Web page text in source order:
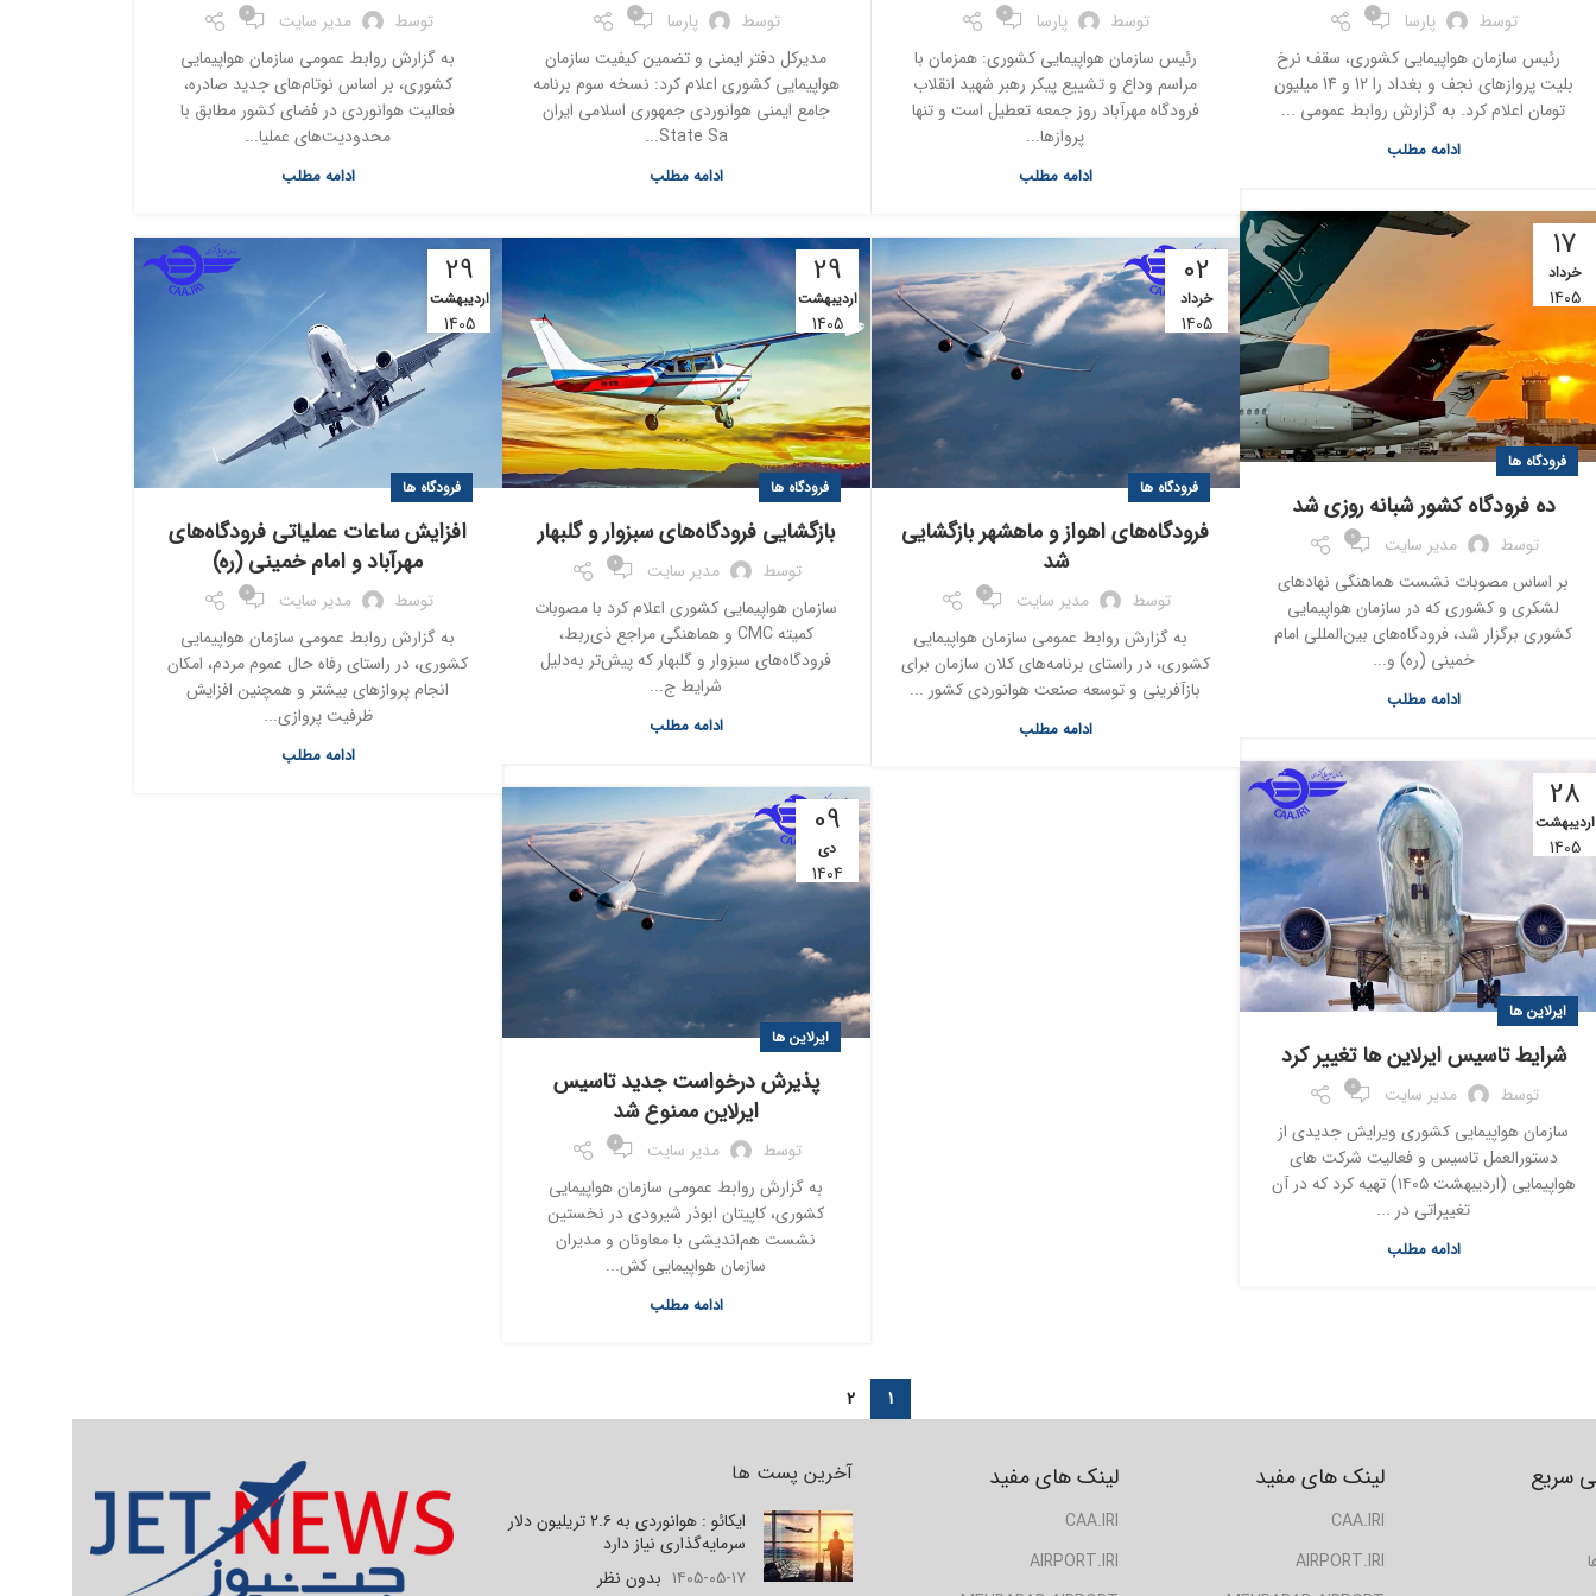
توسط پارسا 0
رئیس سازمان هواپیمایی کشوری، سقف نرخ
بلیت پروازهای نجف و بغداد را 12 و 14 میلیون
تومان اعلام کرد. به گزارش روابط عمومی ...
ادامه مطلب
توسط پارسا 0
رئیس سازمان هواپیمایی کشوری: همزمان با
مراسم وداع و تشییع پیکر رهبر شهید انقلاب
فرودگاه مهرآباد روز جمعه تعطیل است و تنها
پروازها...
ادامه مطلب
توسط پارسا 0
مدیرکل دفتر ایمنی و تضمین کیفیت سازمان
هواپیمایی کشوری اعلام کرد: نسخه سوم برنامه
جامع ایمنی هوانوردی جمهوری اسلامی ایران
State Sa...
ادامه مطلب
توسط مدیر سایت 0
به گزارش روابط عمومی سازمان هواپیمایی
کشوری، بر اساس نوتام‌های جدید صادره،
فعالیت هوانوردی در فضای کشور مطابق با
محدودیت‌های عملیا...
ادامه مطلب
17
خرداد
1405
فرودگاه ها
ده فرودگاه کشور شبانه روزی شد
توسط مدیر سایت 0
بر اساس مصوبات نشست هماهنگی نهادهای
لشکری و کشوری که در سازمان هواپیمایی
کشوری برگزار شد، فرودگاه‌های بین‌المللی امام
خمینی (ره) و...
ادامه مطلب
02
خرداد
1405
فرودگاه ها
فرودگاه‌های اهواز و ماهشهر بازگشایی
شد
توسط مدیر سایت 0
به گزارش روابط عمومی سازمان هواپیمایی
کشوری، در راستای برنامه‌های کلان سازمان برای
بازآفرینی و توسعه صنعت هوانوردی کشور ...
ادامه مطلب
29
اردیبهشت
1405
فرودگاه ها
بازگشایی فرودگاه‌های سبزوار و گلبهار
توسط مدیر سایت 0
سازمان هواپیمایی کشوری اعلام کرد با مصوبات
کمیته CMC و هماهنگی مراجع ذی‌ربط،
فرودگاه‌های سبزوار و گلبهار که پیش‌تر به‌دلیل
شرایط ج...
ادامه مطلب
29
اردیبهشت
1405
فرودگاه ها
افزایش ساعات عملیاتی فرودگاه‌های
مهرآباد و امام خمینی (ره)
توسط مدیر سایت 0
به گزارش روابط عمومی سازمان هواپیمایی
کشوری، در راستای رفاه حال عموم مردم، امکان
انجام پروازهای بیشتر و همچنین افزایش
ظرفیت پروازی...
ادامه مطلب
28
اردیبهشت
1405
ایرلاین ها
شرایط تاسیس ایرلاین ها تغییر کرد
توسط مدیر سایت 0
سازمان هواپیمایی کشوری ویرایش جدیدی از
دستورالعمل تاسیس و فعالیت شرکت های
هواپیمایی (اردیبهشت ۱۴۰۵) تهیه کرد که در آن
تغییراتی در ...
ادامه مطلب
09
دی
1404
ایرلاین ها
پذیرش درخواست جدید تاسیس
ایرلاین ممنوع شد
توسط مدیر سایت 0
به گزارش روابط عمومی سازمان هواپیمایی
کشوری، کاپیتان ابوذر شیرودی در نخستین
نشست هم‌اندیشی با معاونان و مدیران
سازمان هواپیمایی کش...
ادامه مطلب
1
2
آخرین پست ها
ایکائو : هوانوردی به ۲.۶ تریلیون دلار
سرمایه‌گذاری نیاز دارد
۱۴۰۵-۰۵-۱۷ بدون نظر
لینک های مفید
CAA.IRI
AIRPORT.IRI
لینک های مفید
CAA.IRI
AIRPORT.IRI
سریع